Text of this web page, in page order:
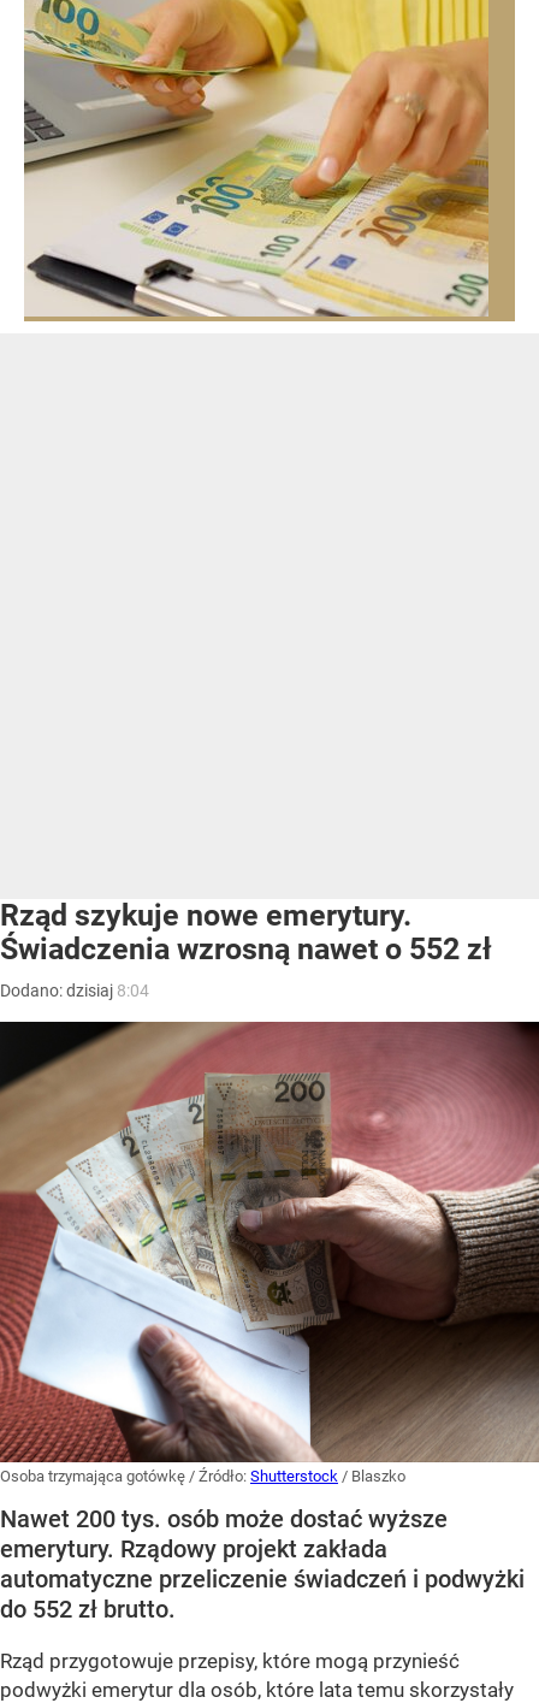
Rząd szykuje nowe emerytury.
Świadczenia wzrosną nawet o 552 zł
Dodano:dzisiaj 8:04
Osoba trzymająca gotówkę / Źródło: Shutterstock / Blaszko
Nawet 200 tys. osób może dostać wyższe
emerytury. Rządowy projekt zakłada
automatyczne przeliczenie świadczeń i podwyżki
do 552 zł brutto.
Rząd przygotowuje przepisy, które mogą przynieść
podwyżki emerytur dla osób, które lata temu skorzystały